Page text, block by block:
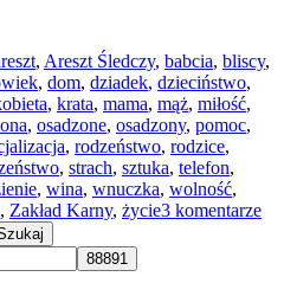
, Areszt Śledczy, babcia, bliscy,
, dom, dziadek, dzieciństwo,
, krata, mama, mąż, miłość,
, osadzone, osadzony, pomoc,
, rodzeństwo, rodzice,
, strach, sztuka, telefon,
, wina, wnuczka, wolność,
, Zakład Karny, życie3 komentarze